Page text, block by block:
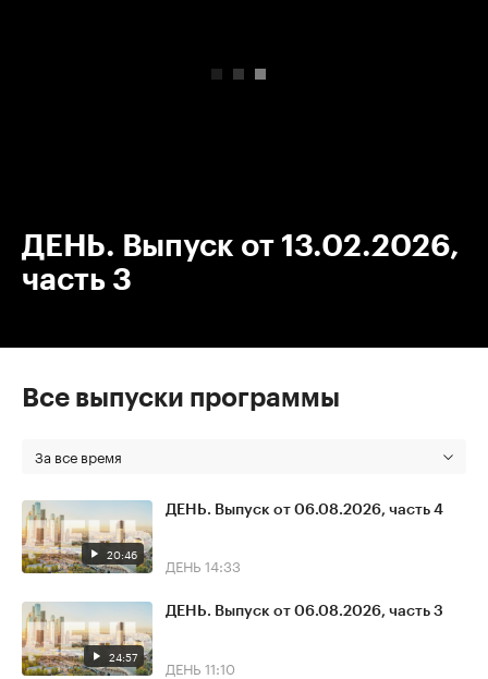
ДЕНЬ. Выпуск от 13.02.2026,
часть 3
Все выпуски программы
За все время
20:46
ДЕНЬ. Выпуск от 06.08.2026, часть 4
ДЕНЬ 14:33
24:57
ДЕНЬ. Выпуск от 06.08.2026, часть 3
ДЕНЬ 11:10